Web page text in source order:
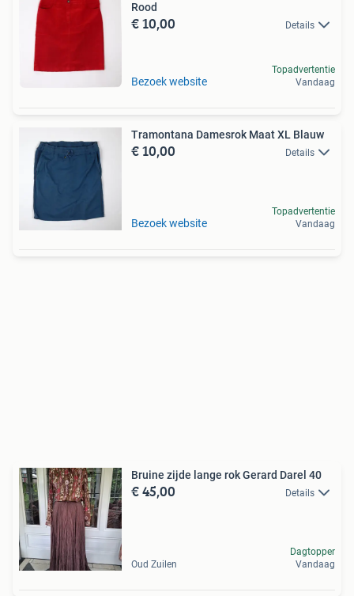
Rood
€ 10,00 Details
Bezoek website
Topadvertentie
Vandaag
Tramontana Damesrok Maat XL Blauw
€ 10,00 Details
Bezoek website
Topadvertentie
Vandaag
Bruine zijde lange rok Gerard Darel 40
€ 45,00 Details
Oud Zuilen
Dagtopper
Vandaag